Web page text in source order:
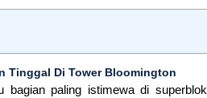
Tinggal Di Tower Bloomington
bagian paling istimewa di superblok